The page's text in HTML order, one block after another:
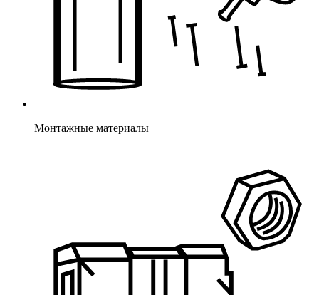
Монтажные материалы